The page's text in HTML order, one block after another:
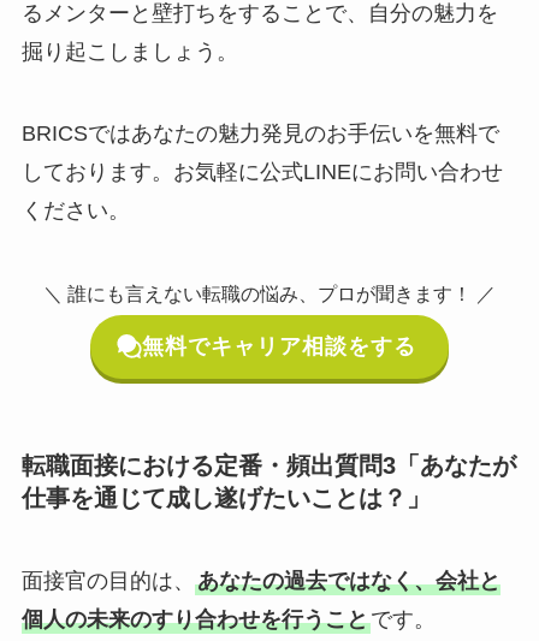
るメンターと壁打ちをすることで、自分の魅力を
掘り起こしましょう。
BRICSではあなたの魅力発見のお手伝いを無料で
しております。お気軽に公式LINEにお問い合わせ
ください。
＼ 誰にも言えない転職の悩み、プロが聞きます！ ／
無料でキャリア相談をする
転職面接における定番・頻出質問3「あなたが
仕事を通じて成し遂げたいことは？」
面接官の目的は、 あなたの過去ではなく、会社と
個人の未来のすり合わせを行うことです。